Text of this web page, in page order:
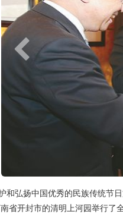
和弘扬中国优秀的民族传统节
省开封市的清明上河园举行